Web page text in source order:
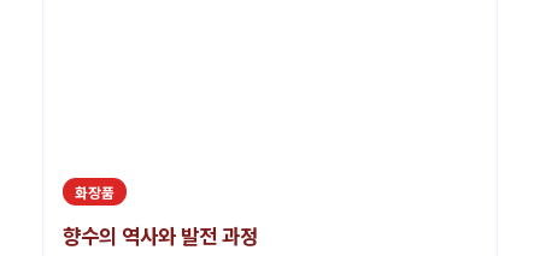
화장품
향수의 역사와 발전 과정